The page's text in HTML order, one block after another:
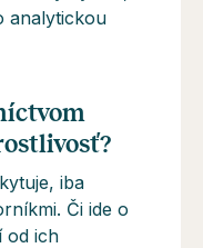
analytickou
iba
Či ide o
od ich